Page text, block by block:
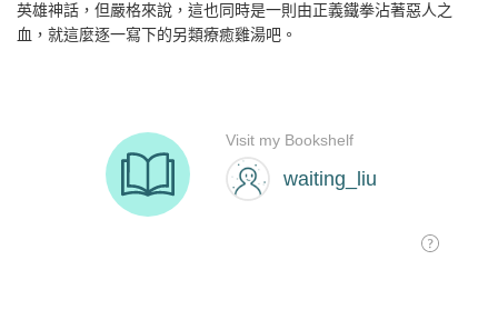
英雄神話，但嚴格來說，這也同時是一則由正義鐵拳沾著惡人之
血，就這麼逐一寫下的另類療癒雞湯吧。